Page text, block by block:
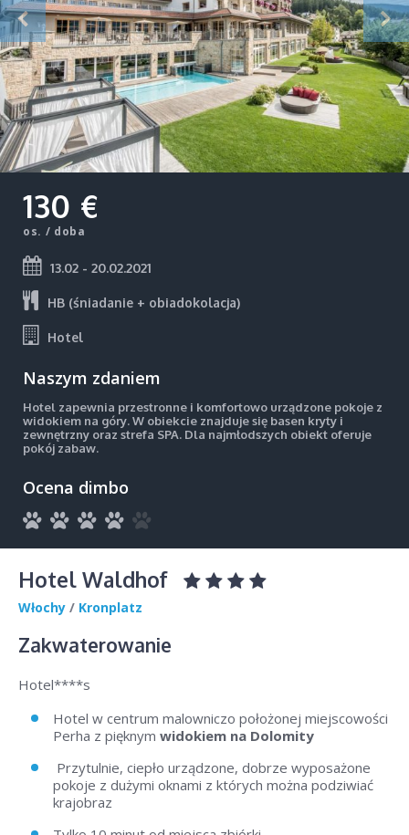
130 €
os. / doba
13.02 - 20.02.2021
HB (śniadanie + obiadokolacja)
Hotel
Naszym zdaniem
Hotel zapewnia przestronne i komfortowo urządzone pokoje z
widokiem na góry. W obiekcie znajduje się basen kryty i
zewnętrzny oraz strefa SPA. Dla najmłodszych obiekt oferuje
pokój zabaw.
Ocena dimbo
Hotel Waldhof
Włochy / Kronplatz
Zakwaterowanie
Hotel****s
Hotel w centrum malowniczo położonej miejscowości
Perha z pięknym widokiem na Dolomity
Przytulnie, ciepło urządzone, dobrze wyposażone
pokoje z dużymi oknami z których można podziwiać
krajobraz